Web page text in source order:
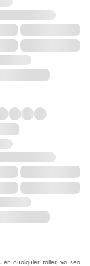
en cualquier taller, ya sea